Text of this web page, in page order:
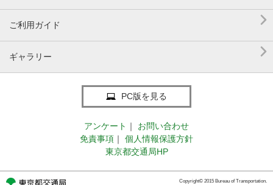
ご利用ガイド 
ギャラリー 
PC版を見る
アンケート ｜
お問い合わせ
免責事項 ｜
個人情報保護方針
東京都交通局HP
Copyright© 2015 Bureau of Transportation.